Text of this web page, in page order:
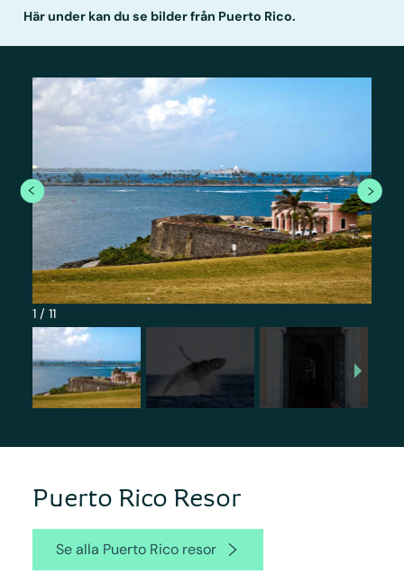
Här under kan du se bilder från Puerto Rico.
1/ 11
Puerto Rico Resor
Se alla Puerto Rico resor